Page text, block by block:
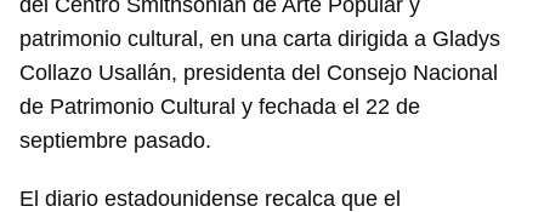
del Centro Smithsonian de Arte Popular y
patrimonio cultural, en una carta dirigida a Gladys
Collazo Usallán, presidenta del Consejo Nacional
de Patrimonio Cultural y fechada el 22 de
septiembre pasado.
El diario estadounidense recalca que el